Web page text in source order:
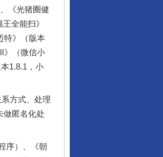
《光猪圈健
全能扫》
特》（版本
》（微信小
1.8.1，小
方式、处理
做匿名化处
序）、《朝